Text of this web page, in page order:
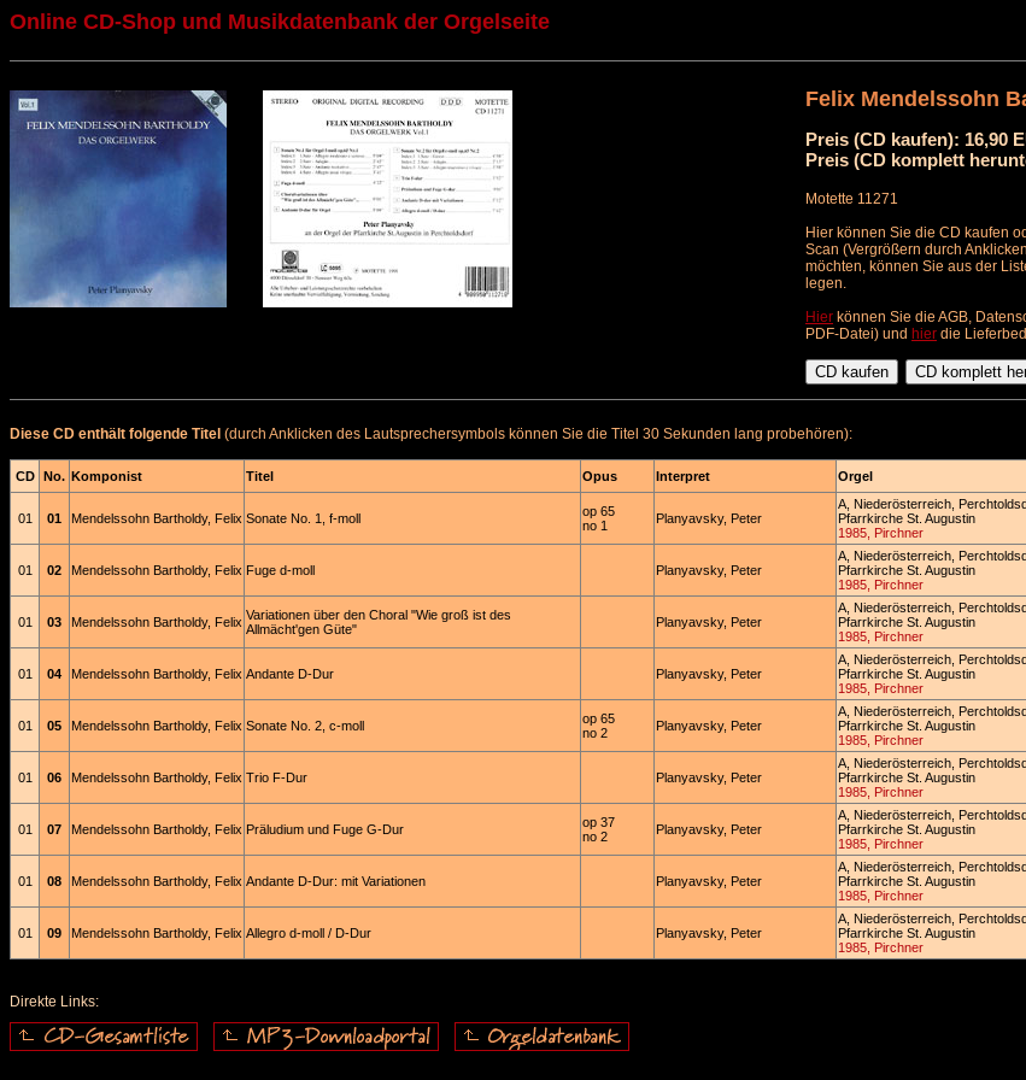
Online CD-Shop und Musikdatenbank der Orgelseite
Felix Mendelssohn
Preis (CD kaufen): 16,90
Preis (CD komplett
Motette 11271
Hier können Sie die CD kaufen
Scan (Vergrößern durch
möchten, können Sie aus der
legen.
Hier können Sie die AGB,
PDF-Datei) und hier die
Diese CD enthält folgende Titel (durch Anklicken des Lautsprechersymbols können Sie die Titel 30 Sekunden lang probehören):
CD No. Komponist Titel Opus Interpret Orgel
01 01 Mendelssohn Bartholdy, Felix Sonate No. 1, f-moll
op 65
no 1
Planyavsky, Peter
A, Niederösterreich,
Pfarrkirche St. Augustin
1985, Pirchner
01 02 Mendelssohn Bartholdy, Felix Fuge d-moll Planyavsky, Peter
A, Niederösterreich,
Pfarrkirche St. Augustin
1985, Pirchner
01 03 Mendelssohn Bartholdy, Felix Variationen über den Choral "Wie groß ist des
Allmächt'gen Güte"
Planyavsky, Peter
A, Niederösterreich,
Pfarrkirche St. Augustin
1985, Pirchner
01 04 Mendelssohn Bartholdy, Felix Andante D-Dur Planyavsky, Peter
A, Niederösterreich,
Pfarrkirche St. Augustin
1985, Pirchner
01 05 Mendelssohn Bartholdy, Felix Sonate No. 2, c-moll
op 65
no 2
Planyavsky, Peter
A, Niederösterreich,
Pfarrkirche St. Augustin
1985, Pirchner
01 06 Mendelssohn Bartholdy, Felix Trio F-Dur Planyavsky, Peter
A, Niederösterreich,
Pfarrkirche St. Augustin
1985, Pirchner
01 07 Mendelssohn Bartholdy, Felix Präludium und Fuge G-Dur
op 37
no 2
Planyavsky, Peter
A, Niederösterreich,
Pfarrkirche St. Augustin
1985, Pirchner
01 08 Mendelssohn Bartholdy, Felix Andante D-Dur: mit Variationen Planyavsky, Peter
A, Niederösterreich,
Pfarrkirche St. Augustin
1985, Pirchner
01 09 Mendelssohn Bartholdy, Felix Allegro d-moll / D-Dur Planyavsky, Peter
A, Niederösterreich,
Pfarrkirche St. Augustin
1985, Pirchner
Direkte Links: